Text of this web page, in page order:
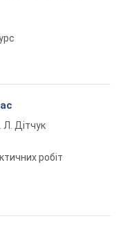
Л. Дітчук
робіт